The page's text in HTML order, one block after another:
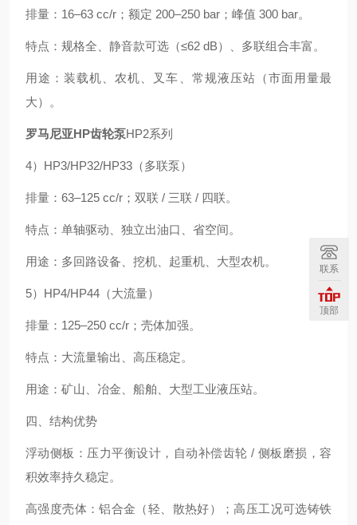
排量：16–63 cc/r；额定 200–250 bar；峰值 300 bar。
特点：规格全、静音款可选（≤62 dB）、多联组合丰富。
用途：装载机、农机、叉车、常规液压站（市面用量最
大）。
罗马尼亚HP齿轮泵HP2系列
4）HP3/HP32/HP33（多联泵）
排量：63–125 cc/r；双联 / 三联 / 四联。
特点：单轴驱动、独立出油口、省空间。
用途：多回路设备、挖机、起重机、大型农机。
5）HP4/HP44（大流量）
排量：125–250 cc/r；壳体加强。
特点：大流量输出、高压稳定。
用途：矿山、冶金、船舶、大型工业液压站。
四、结构优势
浮动侧板：压力平衡设计，自动补偿齿轮 / 侧板磨损，容
积效率持久稳定。
高强度壳体：铝合金（轻、散热好）；高压工况可选铸铁
联系
顶部